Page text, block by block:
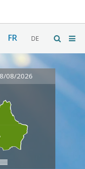
FR DE
08/2026